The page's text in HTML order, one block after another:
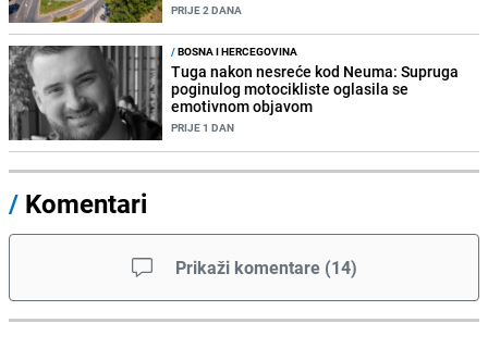
PRIJE 2 DANA
/BOSNA I HERCEGOVINA
Tuga nakon nesreće kod Neuma: Supruga
poginulog motocikliste oglasila se
emotivnom objavom
PRIJE 1 DAN
/ Komentari
Prikaži komentare (14)